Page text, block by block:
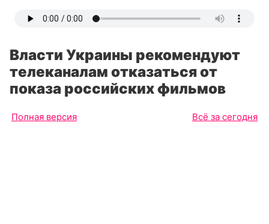
Власти Украины рекомендуют
телеканалам отказаться от
показа российских фильмов
Полная версия Всё за сегодня